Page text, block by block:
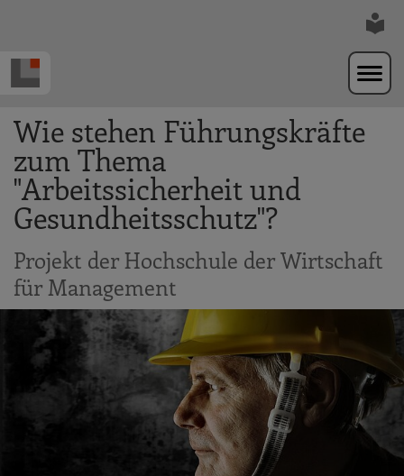
Wie stehen Führungskräfte
zum Thema
"Arbeitssicherheit und
Gesundheitsschutz"?
Projekt der Hochschule der Wirtschaft
für Management